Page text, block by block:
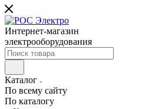
Интернет-магазин
электрооборудования
Каталог
По всему сайту
По каталогу